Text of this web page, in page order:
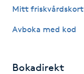
G
Gel naglar
Mitt friskvårdskort
Avboka med kod
Bokadirekt